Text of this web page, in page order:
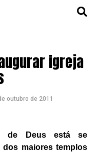
igreja
outubro de 2011
de Deus está se
maiores templos